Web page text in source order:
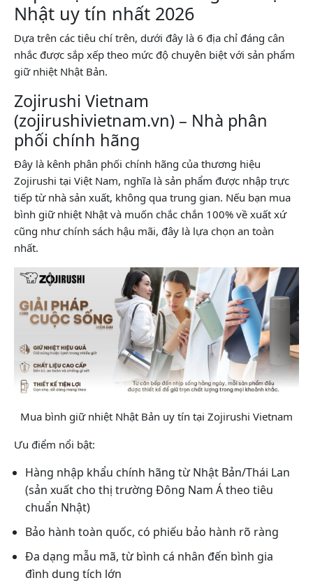
Nhật uy tín nhất 2026
Dựa trên các tiêu chí trên, dưới đây là 6 địa chỉ đáng cân
nhắc được sắp xếp theo mức độ chuyên biệt với sản phẩm
giữ nhiệt Nhật Bản.
Zojirushi Vietnam
(zojirushivietnam.vn) – Nhà phân
phối chính hãng
Đây là kênh phân phối chính hãng của thương hiệu
Zojirushi tại Việt Nam, nghĩa là sản phẩm được nhập trực
tiếp từ nhà sản xuất, không qua trung gian. Nếu bạn mua
bình giữ nhiệt Nhật và muốn chắc chắn 100% về xuất xứ
cũng như chính sách hậu mãi, đây là lựa chọn an toàn
nhất.
Mua bình giữ nhiệt Nhật Bản uy tín tại Zojirushi Vietnam
Ưu điểm nổi bật:
Hàng nhập khẩu chính hãng từ Nhật Bản/Thái Lan
(sản xuất cho thị trường Đông Nam Á theo tiêu
chuẩn Nhật)
Bảo hành toàn quốc, có phiếu bảo hành rõ ràng
Đa dạng mẫu mã, từ bình cá nhân đến bình gia
đình dung tích lớn